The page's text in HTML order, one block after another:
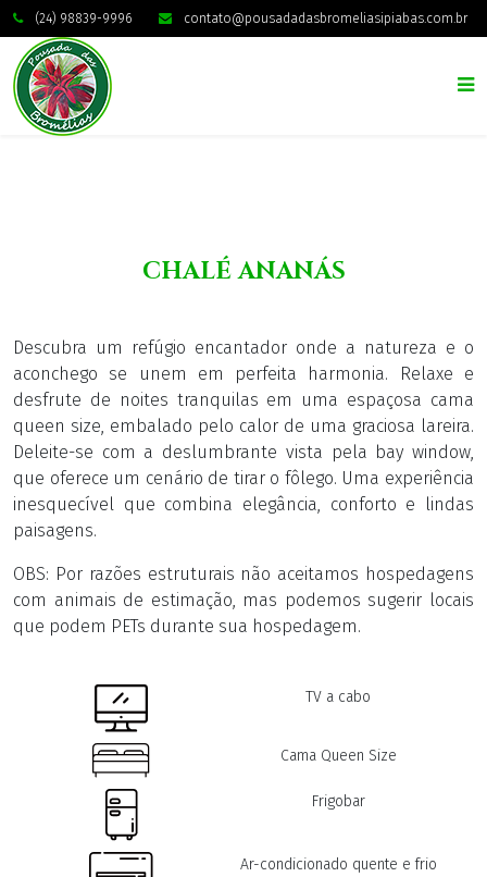
(24) 98839-9996 contato@pousadadasbromeliasipiabas.com.br
CHALÉ ANANÁS
Descubra um refúgio encantador onde a natureza e o
aconchego se unem em perfeita harmonia. Relaxe e
desfrute de noites tranquilas em uma espaçosa cama
queen size, embalado pelo calor de uma graciosa lareira.
Deleite-se com a deslumbrante vista pela bay window,
que oferece um cenário de tirar o fôlego. Uma experiência
inesquecível que combina elegância, conforto e lindas
paisagens.
OBS: Por razões estruturais não aceitamos hospedagens
com animais de estimação, mas podemos sugerir locais
que podem PETs durante sua hospedagem.
TV a cabo
Cama Queen Size
Frigobar
Ar-condicionado quente e frio